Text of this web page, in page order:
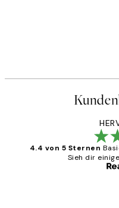
4.4 von 5 Sternen
Sieh dir